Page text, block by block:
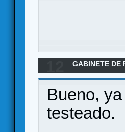
GABINETE DE
Bueno,
testeado.